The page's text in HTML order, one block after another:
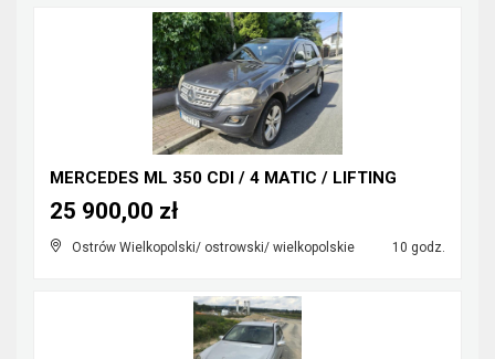
MERCEDES ML 350 CDI / 4 MATIC / LIFTING
Ostrów Wielkopolski/ ostrowski/ wielkopolskie 10 godz.
25 900,00 zł